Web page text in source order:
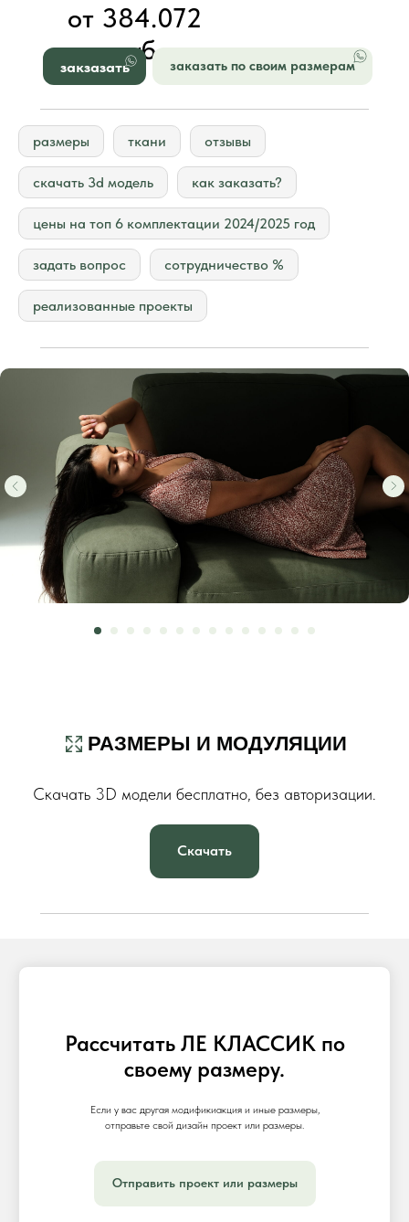
от 384.072
руб
закзазать заказать по своим размерам
размеры ткани отзывы
скачать 3d модель как заказать?
цены на топ 6 комплектации 2024/2025 год
задать вопрос сотрудничество %
реализованные проекты
РАЗМЕРЫ И МОДУЛЯЦИИ
Скачать 3D модели бесплатно, без авторизации.
Скачать
Рассчитать ЛЕ КЛАССИК по
своему размеру.
Если у вас другая модификиакция и иные размеры,
отправьте свой дизайн проект или размеры.
Отправить проект или размеры